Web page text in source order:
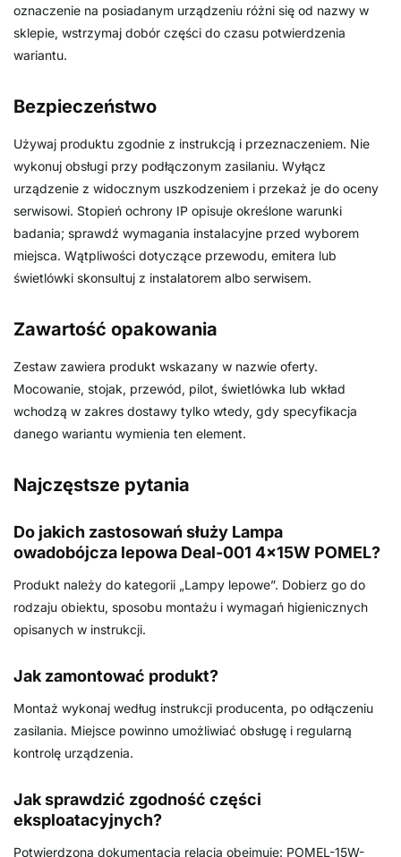
oznaczenie na posiadanym urządzeniu różni się od nazwy w
sklepie, wstrzymaj dobór części do czasu potwierdzenia
wariantu.
Bezpieczeństwo
Używaj produktu zgodnie z instrukcją i przeznaczeniem. Nie
wykonuj obsługi przy podłączonym zasilaniu. Wyłącz
urządzenie z widocznym uszkodzeniem i przekaż je do oceny
serwisowi. Stopień ochrony IP opisuje określone warunki
badania; sprawdź wymagania instalacyjne przed wyborem
miejsca. Wątpliwości dotyczące przewodu, emitera lub
świetlówki skonsultuj z instalatorem albo serwisem.
Zawartość opakowania
Zestaw zawiera produkt wskazany w nazwie oferty.
Mocowanie, stojak, przewód, pilot, świetlówka lub wkład
wchodzą w zakres dostawy tylko wtedy, gdy specyfikacja
danego wariantu wymienia ten element.
Najczęstsze pytania
Do jakich zastosowań służy Lampa
owadobójcza lepowa Deal-001 4x15W POMEL?
Produkt należy do kategorii „Lampy lepowe”. Dobierz go do
rodzaju obiektu, sposobu montażu i wymagań higienicznych
opisanych w instrukcji.
Jak zamontować produkt?
Montaż wykonaj według instrukcji producenta, po odłączeniu
zasilania. Miejsce powinno umożliwiać obsługę i regularną
kontrolę urządzenia.
Jak sprawdzić zgodność części
eksploatacyjnych?
Potwierdzona dokumentacją relacja obejmuje: POMEL-15W-